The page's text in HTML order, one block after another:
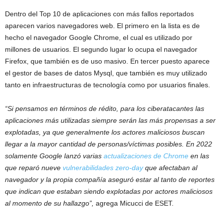
Dentro del Top 10 de aplicaciones con más fallos reportados
aparecen varios navegadores web. El primero en la lista es de
hecho el navegador Google Chrome, el cual es utilizado por
millones de usuarios. El segundo lugar lo ocupa el navegador
Firefox, que también es de uso masivo. En tercer puesto aparece
el gestor de bases de datos Mysql, que también es muy utilizado
tanto en infraestructuras de tecnología como por usuarios finales.
“Si pensamos en términos de rédito, para los ciberatacantes las
aplicaciones más utilizadas siempre serán las más propensas a ser
explotadas, ya que generalmente los actores maliciosos buscan
llegar a la mayor cantidad de personas/víctimas posibles. En 2022
solamente Google lanzó varias actualizaciones de Chrome en las
que reparó nueve vulnerabilidades zero-dayque afectaban al
navegador y la propia compañía aseguró estar al tanto de reportes
que indican que estaban siendo explotadas por actores maliciosos
al momento de su hallazgo”, agrega Micucci de ESET.